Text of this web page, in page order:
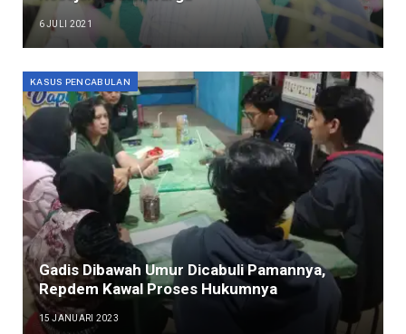
6 JULI 2021
KASUS PENCABULAN
Gadis Dibawah Umur Dicabuli Pamannya,
Repdem Kawal Proses Hukumnya
15 JANUARI 2023